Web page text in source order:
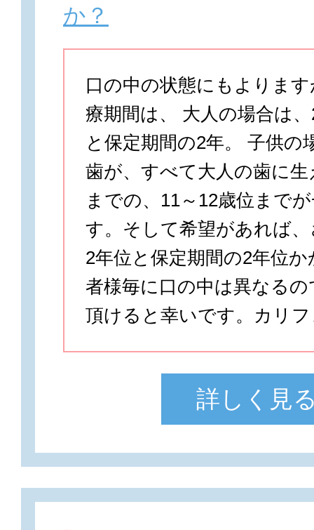
か？
口の中の状態にもよりま
療期間は、 大人の場合は
と保定期間の2年。 子供の
歯が、すべて大人の歯に
までの、11～12歳位まで
す。そして希望があれば
2年位と保定期間の2年位
者様毎に口の中は異なる
頂けると幸いです。カリ
詳しく見